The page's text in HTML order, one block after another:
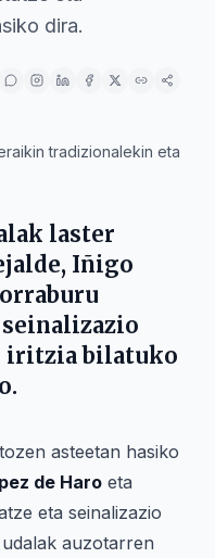
dira.
tradizionalekin eta
k laster
, Iñigo
iritzia bilatuko
asteetan hasiko
de Haro eta
eta seinalizazio
auzotarren